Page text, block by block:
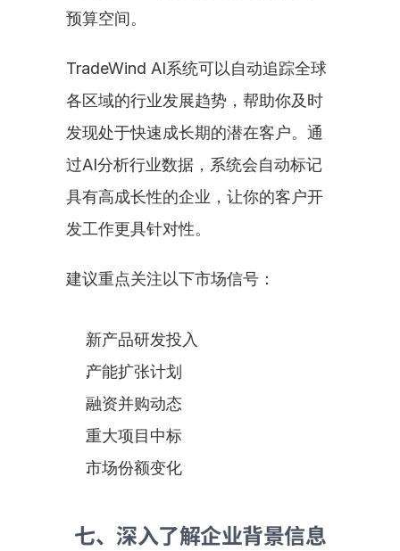
预算空间。
TradeWind AI系统可以自动追踪全球
各区域的行业发展趋势，帮助你及时
发现处于快速成长期的潜在客户。通
过AI分析行业数据，系统会自动标记
具有高成长性的企业，让你的客户开
发工作更具针对性。
建议重点关注以下市场信号：
新产品研发投入
产能扩张计划
融资并购动态
重大项目中标
市场份额变化
七、深入了解企业背景信息